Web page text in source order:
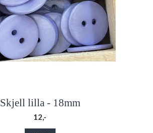
Skjell lilla - 18mm
12,-